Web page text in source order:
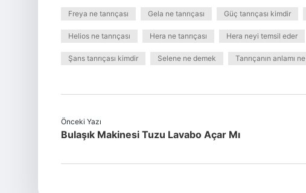
Freya ne tanrıçası Gela ne tanrıçası Güç tanrıçası kimdir
Helios ne tanrıçası Hera ne tanrıçası Hera neyi temsil eder
Şans tanrıçası kimdir Selene ne demek Tanrıçanın anlamı ne
Önceki Yazı
Bulaşık Makinesi Tuzu Lavabo Açar Mı